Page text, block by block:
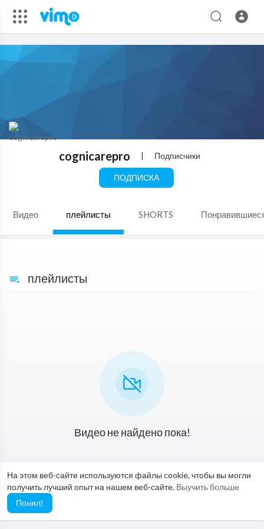
На этом веб-сайте используются файлы cookie, чтобы вы могли
получить лучший опыт на нашем веб-сайте. Выучить больше
Понял!
cognicarepro | Подписчики
ПОДПИСКА
Видео плейлисты SHORTS
плейлисты
Видео не найдено пока!